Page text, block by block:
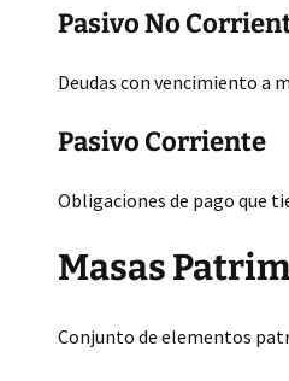
Pasivo No
Deudas con vencimiento a
Pasivo Corriente
Obligaciones de pago que
Masas
Conjunto de elementos